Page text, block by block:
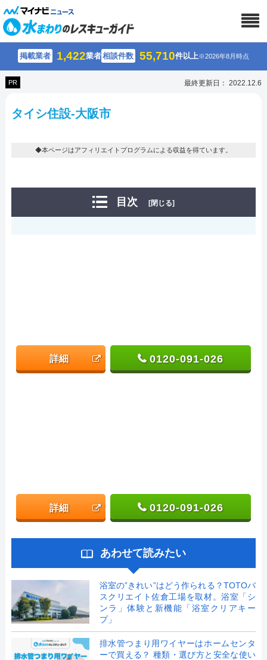
掲載業者 1,422業者相談件数 55,710件以上※2026年8月時点
PR 最終更新日： 2022.12.6
タイシ住設-大阪市
◆本ページはアフィリエイトプログラムによる収益を得ています。
目次 [閉じる]
詳細 0120-091-026
詳細 0120-091-026
あわせて読みたい
浴室の”きれい”はどう作られる？TOTOバ
スクリエイト佐倉工場を取材。浴室「シ
ンラ」体験と新機能「浴室クリアキー
プ」
排水管つまり用ワイヤーはホームセンタ
ーで買える？ 種類・選び方と安全な使い